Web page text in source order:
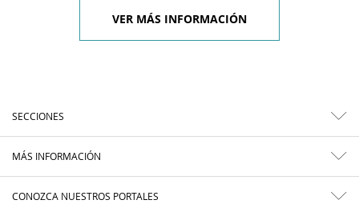
VER MÁS INFORMACIÓN
SECCIONES
MÁS INFORMACIÓN
CONOZCA NUESTROS PORTALES